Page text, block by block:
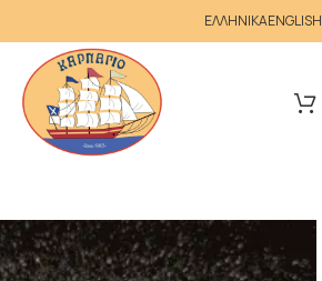
ΕΛΛΗΝΙΚΑENGLISH